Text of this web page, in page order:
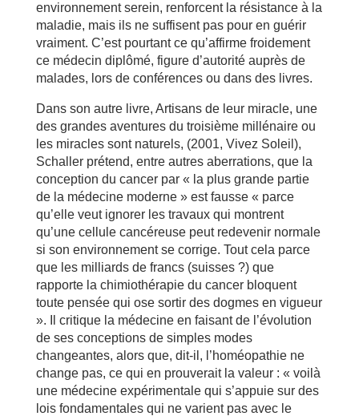
environnement serein, renforcent la résistance à la
maladie, mais ils ne suffisent pas pour en guérir
vraiment. C’est pourtant ce qu’affirme froidement
ce médecin diplômé, figure d’autorité auprès de
malades, lors de conférences ou dans des livres.
Dans son autre livre, Artisans de leur miracle, une
des grandes aventures du troisième millénaire ou
les miracles sont naturels, (2001, Vivez Soleil),
Schaller prétend, entre autres aberrations, que la
conception du cancer par « la plus grande partie
de la médecine moderne » est fausse « parce
qu’elle veut ignorer les travaux qui montrent
qu’une cellule cancéreuse peut redevenir normale
si son environnement se corrige. Tout cela parce
que les milliards de francs (suisses ?) que
rapporte la chimiothérapie du cancer bloquent
toute pensée qui ose sortir des dogmes en vigueur
». Il critique la médecine en faisant de l’évolution
de ses conceptions de simples modes
changeantes, alors que, dit-il, l’homéopathie ne
change pas, ce qui en prouverait la valeur : « voilà
une médecine expérimentale qui s’appuie sur des
lois fondamentales qui ne varient pas avec le